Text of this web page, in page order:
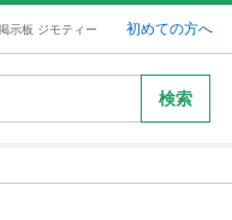
示板 ジモティー 初めての方へ
検索